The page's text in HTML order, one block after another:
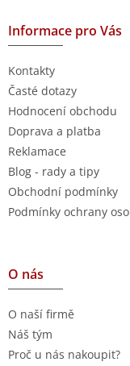
Informace pro Vás
Kontakty
Časté dotazy
Hodnocení obchodu
Doprava a platba
Reklamace
Blog - rady a tipy
Obchodní podmínky
Podmínky ochrany
O nás
O naší firmě
Náš tým
Proč u nás nakoupit?